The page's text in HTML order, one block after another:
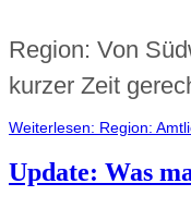
Region: Von
kurzer Zeit
Weiterlesen: Region:
Update: Was